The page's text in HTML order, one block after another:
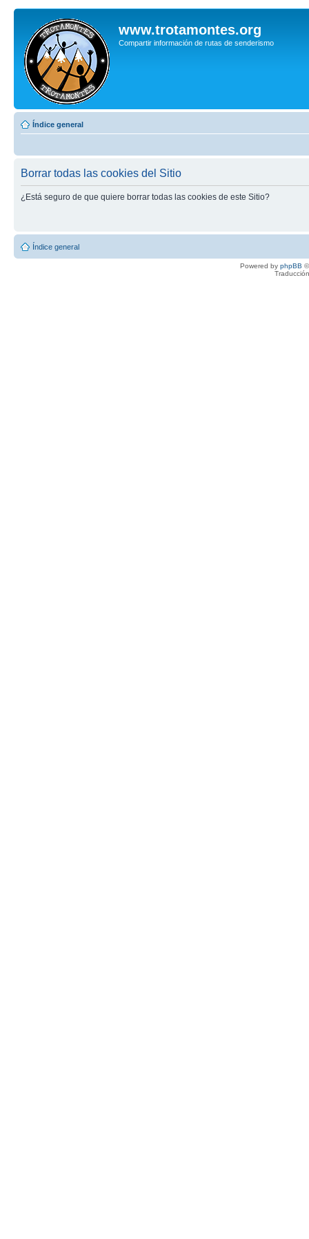
www.trotamontes.org
Compartir información de rutas de senderismo
Índice general
Borrar todas las cookies del Sitio
¿Está seguro de que quiere borrar todas las cookies de este Sitio?
Índice general
Powered by phpBB